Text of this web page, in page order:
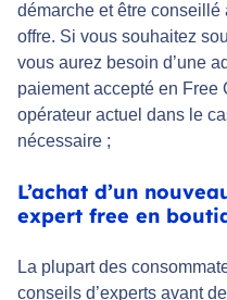
démarche et être
offre. Si vous souhaitez
vous aurez besoin d’une
paiement accepté en Free
opérateur actuel dans le
nécessaire ;
L’achat d’un
expert free en
La plupart des
conseils d’experts avant